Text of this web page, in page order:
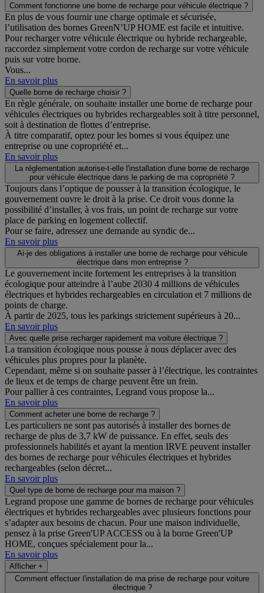
Comment fonctionne une borne de recharge pour véhicule électrique ?
En plus de vous fournir une charge optimale et sécurisée,
l’utilisation des bornes GreenN’UP HOME est facile et intuitive.
Pour recharger votre véhicule électrique ou hybride rechargeable,
raccordez simplement votre cordon de recharge sur votre véhicule
puis sur votre borne.
Vous...
En savoir plus
Quelle borne de recharge choisir ?
En règle générale, on souhaite installer une borne de recharge pour
véhicules électriques ou hybrides rechargeables soit à titre personnel,
soit à destination de flottes d’entreprise.
À titre comparatif, optez pour les bornes si vous équipez une
entreprise ou une copropriété et...
En savoir plus
La réglementation autorise-t-elle l'installation d'une borne de recharge
pour véhicule électrique dans le parking de ma copropriété ?
Toujours dans l’optique de pousser à la transition écologique, le
gouvernement ouvre le droit à la prise. Ce droit vous donne la
possibilité d’installer, à vos frais, un point de recharge sur votre
place de parking en logement collectif.
Pour se faire, adressez une demande au syndic de...
En savoir plus
Ai-je des obligations à installer une borne de recharge pour véhicule
électrique dans mon entreprise ?
Le gouvernement incite fortement les entreprises à la transition
écologique pour atteindre à l’aube 2030 4 millions de véhicules
électriques et hybrides rechargeables en circulation et 7 millions de
points de charge.
À partir de 2025, tous les parkings strictement supérieurs à 20...
En savoir plus
Avec quelle prise recharger rapidement ma voiture électrique ?
La transition écologique nous pousse à nous déplacer avec des
véhicules plus propres pour la planète.
Cependant, même si on souhaite passer à l’électrique, les contraintes
de lieux et de temps de charge peuvent être un frein.
Pour pallier à ces contraintes, Legrand vous propose la...
En savoir plus
Comment acheter une borne de recharge ?
Les particuliers ne sont pas autorisés à installer des bornes de
recharge de plus de 3,7 kW de puissance. En effet, seuls des
professionnels habilités et ayant la mention IRVE peuvent installer
des bornes de recharge pour véhicules électriques et hybrides
rechargeables (selon décret...
En savoir plus
Quel type de borne de recharge pour ma maison ?
Legrand propose une gamme de bornes de recharge pour véhicules
électriques et hybrides rechargeables avec plusieurs fonctions pour
s’adapter aux besoins de chacun. Pour une maison individuelle,
pensez à la prise Green'UP ACCESS ou à la borne Green'UP
HOME, conçues spécialement pour la...
En savoir plus
Afficher +
Comment effectuer l'installation de ma prise de recharge pour voiture
électrique ?